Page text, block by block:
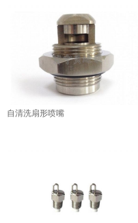
自清洗扇形喷嘴